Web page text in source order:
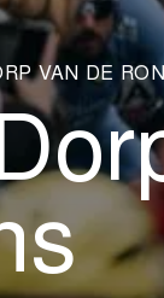
VAN DE